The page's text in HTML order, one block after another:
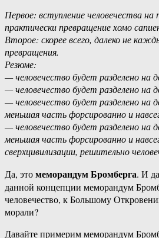
Первое: вступление человечества
практически превращение хомо
Второе: скорее всего, далеко не
превращения.
Резюме:
— человечество будет разделено на
— человечество будет разделено на
— человечество будет разделено на
меньшая часть форсированно и
— человечество будет разделено на
меньшая часть форсированно и
сверхцивилизации, решительно
Да, этомеморандум Бромберга. И
данной концепции меморандум
человечество, к Большому
морали?
Давайте примерим меморандум